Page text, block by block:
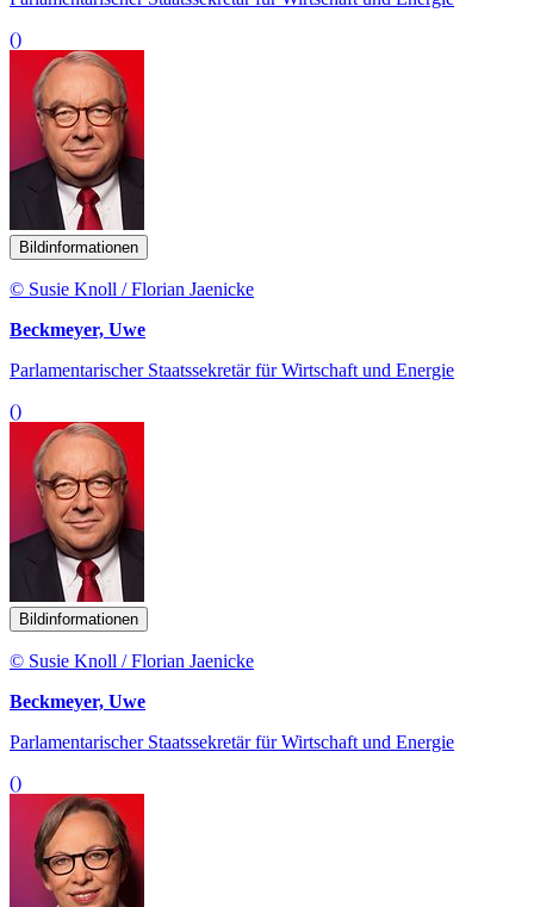
()
Bildinformationen
© Susie Knoll / Florian Jaenicke
Beckmeyer, Uwe
Parlamentarischer Staatssekretär für Wirtschaft und Energie
()
Bildinformationen
© Susie Knoll / Florian Jaenicke
Beckmeyer, Uwe
Parlamentarischer Staatssekretär für Wirtschaft und Energie
()